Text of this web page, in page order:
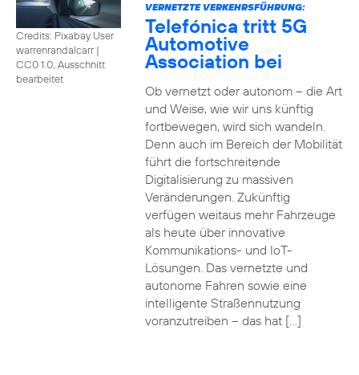
Credits: Pixabay User
warrenrandalcarr|
CC0 1.0, Ausschnitt
bearbeitet
VERNETZTE VERKEHRSFÜHRUNG:
Telefónica tritt 5G
Automotive
Association bei
Ob vernetzt oder autonom – die Art
und Weise, wie wir uns künftig
fortbewegen, wird sich wandeln.
Denn auch im Bereich der Mobilität
führt die fortschreitende
Digitalisierung zu massiven
Veränderungen. Zukünftig
verfügen weitaus mehr Fahrzeuge
als heute über innovative
Kommunikations- und IoT-
Lösungen. Das vernetzte und
autonome Fahren sowie eine
intelligente Straßennutzung
voranzutreiben – das hat […]